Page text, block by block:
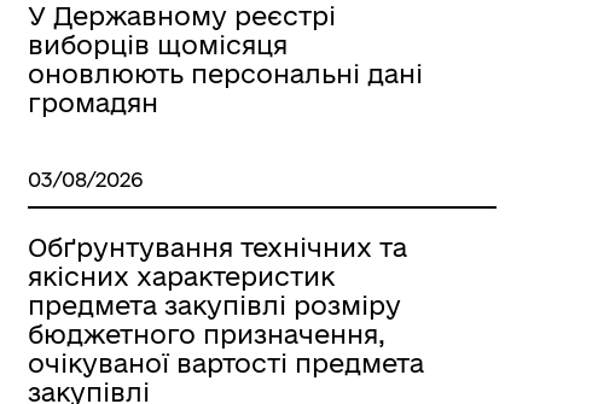
У Державному реєстрі
виборців щомісяця
оновлюють персональні дані
громадян
03/08/2026
Обґрунтування технічних та
якісних характеристик
предмета закупівлі розміру
бюджетного призначення,
очікуваної вартості предмета
закупівлі